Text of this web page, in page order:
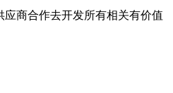
商合作去开发所有相关有价值